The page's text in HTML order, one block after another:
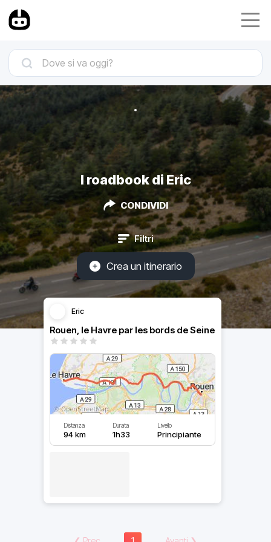
I roadbook di Eric
CONDIVIDI
Filtri
Crea un itinerario
Eric
Rouen, le Havre par les bords de Seine
Distanza
94 km
Durata
1h33
Livello
Principiante